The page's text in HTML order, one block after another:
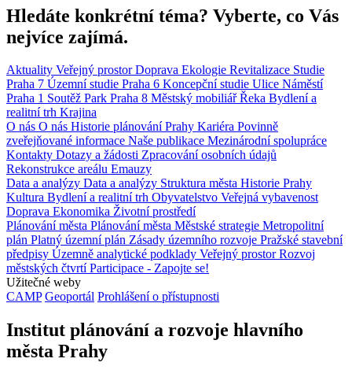
Hledáte konkrétní téma? Vyberte, co Vás
nejvíce zajímá.
Aktuality Veřejný prostorDoprava Ekologie Revitalizace Studie
Praha 7 Územní studie Praha 6 Koncepční studie Ulice Náměstí
Praha 1 Soutěž Park Praha 8 Městský mobiliářŘeka Bydlení a
realitní trh Krajina
O nás O nás Historie plánování Prahy Kariéra Povinně
zveřejňované informace Naše publikace Mezinárodní spolupráce
Kontakty Dotazy a žádosti Zpracování osobních údajů
Rekonstrukce areálu Emauzy
Data a analýzy Data a analýzy Struktura města Historie Prahy
Kultura Bydlení a realitní trh Obyvatelstvo Veřejná vybavenost
Doprava Ekonomika Životní prostředí
Plánování města Plánování města Městské strategie Metropolitní
plán Platný územní plán Zásady územního rozvoje Pražské stavební
předpisy Územně analytické podklady Veřejný prostorRozvoj
městských čtvrtíParticipace - Zapojte se!
Užitečné weby
CAMP Geoportál Prohlášení o přístupnosti
Institut plánování a rozvoje hlavního
města Prahy